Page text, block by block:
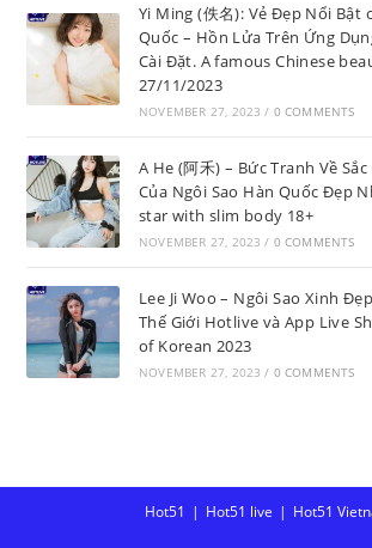
Yi Ming (佚名): Vẻ Đẹp Nổi Bật
Quốc – Hồn Lửa Trên Ứng
Cài Đặt. A famous Chinese
27/11/2023
NOVEMBER 27, 2023 / 0 COMMENTS
A He (阿禾) – Bức Tranh Về
Của Ngôi Sao Hàn Quốc Đẹp
star with slim body 18+
NOVEMBER 27, 2023 / 0 COMMENTS
Lee Ji Woo – Ngôi Sao Xinh
Thế Giới Hotlive và App Live
of Korean 2023
NOVEMBER 27, 2023 / 0 COMMENTS
Hot51 Hot51 live Hot51